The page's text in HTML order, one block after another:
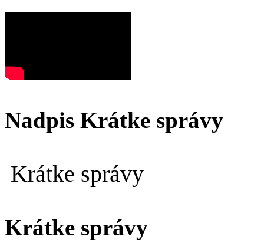
Nadpis Krátke správy
Krátke správy
Krátke správy